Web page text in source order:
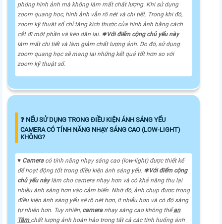
phóng hình ảnh mà không làm mất chất lượng. Khi sử dụng
zoom quang học, hình ảnh vẫn rõ nét và chi tiết. Trong khi đó,
zoom kỹ thuật số chỉ tăng kích thước của hình ảnh bằng cách
cắt đi một phần và kéo dãn lại. ✱Với điểm cộng chủ yếu này
làm mất chi tiết và làm giảm chất lượng ảnh. Do đó, sử dụng
zoom quang học sẽ mang lại những kết quả tốt hơn so với
zoom kỹ thuật số.
❓ NẾU SỬ DỤNG TRONG ĐIỀU KIỆN ÁNH SÁNG YẾU
CAMERA CÓ TÍNH NĂNG NHẠY SÁNG CAO (LOW-LIGHT)
KHÔNG?
♥️ Cameracó tính năng nhạy sáng cao (low-light) được thiết kế
để hoạt động tốt trong điều kiện ánh sáng yếu. ✱Với điểm cộng
chủ yếu nàylàm cho camera nhạy hơn và có khả năng thu lại
nhiều ánh sáng hơn vào cảm biến. Nhờ đó, ảnh chụp được trong
điều kiện ánh sáng yếu sẽ rõ nét hơn, ít nhiễu hơn và có độ sáng
tự nhiên hơn. Tuy nhiên, cameranhạy sáng cao không thểan
Tâm chất lượng ảnh hoàn hảo trong tất cả các tình huống ánh